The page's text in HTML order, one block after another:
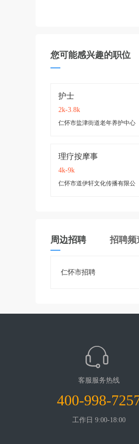
您可能感兴趣的职位
护士
2k-3.8k
仁怀市盐津街道老年养护中心
理疗按摩事
4k-9k
仁怀市道伊轩文化传播有限公
周边招聘 招聘频
仁怀市招聘
客服服务热线
400-998-
工作日 9:00-18:00